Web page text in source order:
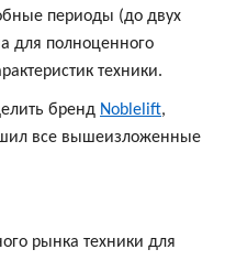
периоды (до двух
для полноценного
техники.
бренд Noblelift,
все вышеизложенные
рынка техники для